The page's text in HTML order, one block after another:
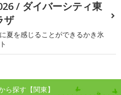
/ ダイバーシティ東
ザ
夏を感じることができるかき氷
ら探す【関東】